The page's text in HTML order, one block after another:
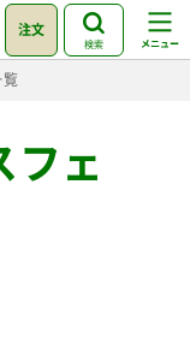
注文
検索
フェ